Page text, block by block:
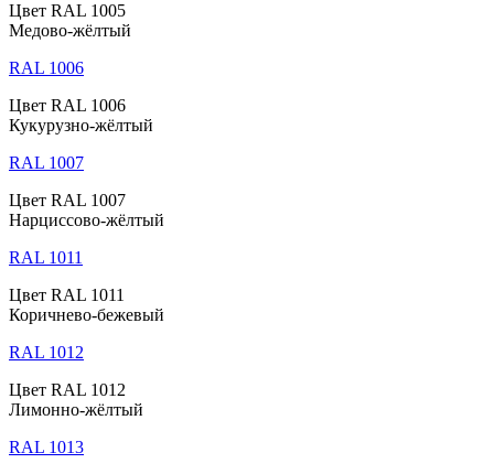
Цвет RAL 1005
Медово-жёлтый
RAL 1006
Цвет RAL 1006
Кукурузно-жёлтый
RAL 1007
Цвет RAL 1007
Нарциссово-жёлтый
RAL 1011
Цвет RAL 1011
Коричнево-бежевый
RAL 1012
Цвет RAL 1012
Лимонно-жёлтый
RAL 1013